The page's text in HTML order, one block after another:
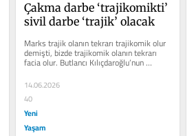
Çakma darbe ‘trajikomikti’
sivil darbe ‘trajik’ olacak
Marks trajik olanın tekrarı trajikomik olur
demişti, bizde trajikomik olanın tekrarı
facia olur. Butlancı Kılıçdaroğlu’nun
14.06.2026
40
Yeni
Yaşam